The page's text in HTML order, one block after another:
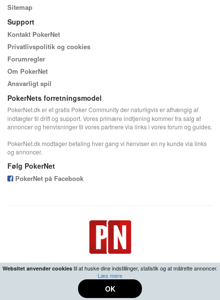
Sitemap
Support
Kontakt PokerNet
Privatlivspolitik og cookies
Forumregler
Om PokerNet
Ansvarligt spil
PokerNets forretningsmodel
PokerNet.dk er et gratis Poker Community der naturligvis er afhængig af
indtægter til drift og support. Vores primære indtjening kommer fra salg af
annoncer og henvisninger til vores partnere via links i vores forum og guides.
PokerNet.dk modtager betaling hver gang vi henviser en ny kunde via links
og annoncer.
Følg PokerNet
PokerNet på Facebook
18+ | Ansvarligt spil -Center for Ludomani•
© 2026 PokerNet.dk All rights reserved.
Websitet anvender cookies til at huske dine indstillinger, statistik og at målrette annoncer.
Læs mere
OK